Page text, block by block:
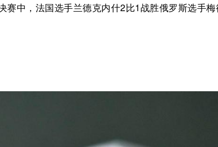
中，法国选手兰德克内什2比1战胜俄罗斯选手梅